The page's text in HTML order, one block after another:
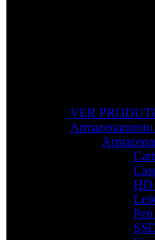
VER
HD